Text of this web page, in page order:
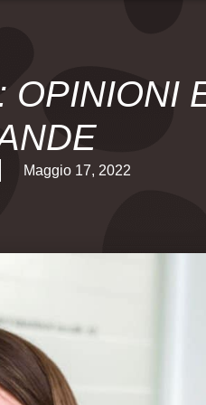
OPINIONI
Maggio 17, 2022